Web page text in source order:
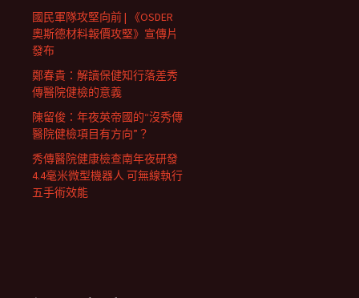
國民軍隊攻堅向前 | 《OSDER
奧斯德材料報價攻堅》宣傳片
發布
鄭春貴：解讀保健知行落差秀
傳醫院健檢的意義
陳留俊：年夜英帝國的“沒秀傳
醫院健檢項目有方向”？
秀傳醫院健康檢查南年夜研發
4.4毫米微型機器人 可無線執行
五手術效能